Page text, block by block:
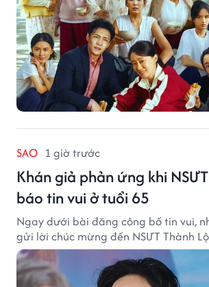
SAO 1 giờ trước
Khán giả phản ứng khi
báo tin vui ở tuổi 65
Ngay dưới bài đăng công bố tin vui,
gửi lời chúc mừng đến NSƯT Thành